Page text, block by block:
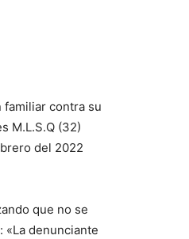
familiar contra su
M.L.S.Q (32)
del 2022
que no se
«La denunciante